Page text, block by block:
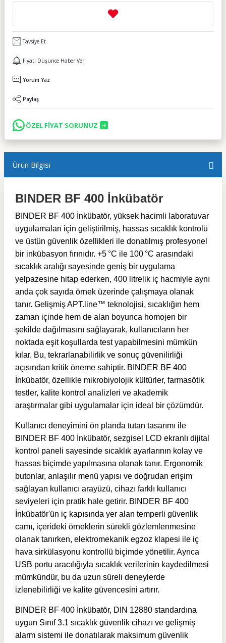
Tavsiye Et
Fiyatı Düşünce Haber Ver
Yorum Yaz
Paylaş
ÖZEL FİYAT SORUNUZ
Ürün Bilgisi
BINDER BF 400 İnkübatör
BINDER BF 400 İnkübatör, yüksek hacimli laboratuvar
uygulamaları için geliştirilmiş, hassas sıcaklık kontrolü
ve üstün güvenlik özellikleri ile donatılmış profesyonel
bir inkübasyon fırınıdır. +5 °C ile 100 °C arasındaki
sıcaklık aralığı sayesinde geniş bir uygulama
yelpazesine hitap ederken, 400 litrelik iç hacmiyle aynı
anda çok sayıda örnek üzerinde çalışmaya olanak
tanır. Gelişmiş APT.line™ teknolojisi, sıcaklığın hem
zaman içinde hem de alan boyunca homojen bir
şekilde dağılmasını sağlayarak, kullanıcıların her
noktada eşit koşullarda test yapabilmesini mümkün
kılar. Bu, tekrarlanabilirlik ve sonuç güvenilirliği
açısından kritik öneme sahiptir. BINDER BF 400
İnkübatör, özellikle mikrobiyolojik kültürler, farmasötik
testler, kalite kontrol analizleri ve akademik
araştırmalar gibi uygulamalar için ideal bir çözümdür.
Kullanıcı deneyimini ön planda tutan tasarımı ile
BINDER BF 400 İnkübatör, sezgisel LCD ekranlı dijital
kontrol paneli sayesinde sıcaklık ayarlarının kolay ve
hassas biçimde yapılmasına olanak tanır. Ergonomik
butonlar, anlaşılır menü yapısı ve doğrudan erişim
sağlayan kullanıcı arayüzü, cihazı farklı kullanıcı
seviyeleri için pratik hale getirir. BINDER BF 400
İnkübatör'ün iç kapısında yer alan temperli güvenlik
camı, içerideki örneklerin sürekli gözlemlenmesine
olanak tanırken, elektromekanik egzoz klapesi ile iç
hava sirkülasyonu kontrollü biçimde yönetilir. Ayrıca
USB portu aracılığıyla sıcaklık verilerinin kaydedilmesi
mümkündür, bu da uzun süreli deneylerde
izlenebilirliği ve kalite güvencesini artırır.
BINDER BF 400 İnkübatör, DIN 12880 standardına
uygun Sınıf 3.1 sıcaklık güvenlik cihazı ve gelişmiş
alarm sistemi ile donatılarak maksimum güvenlik